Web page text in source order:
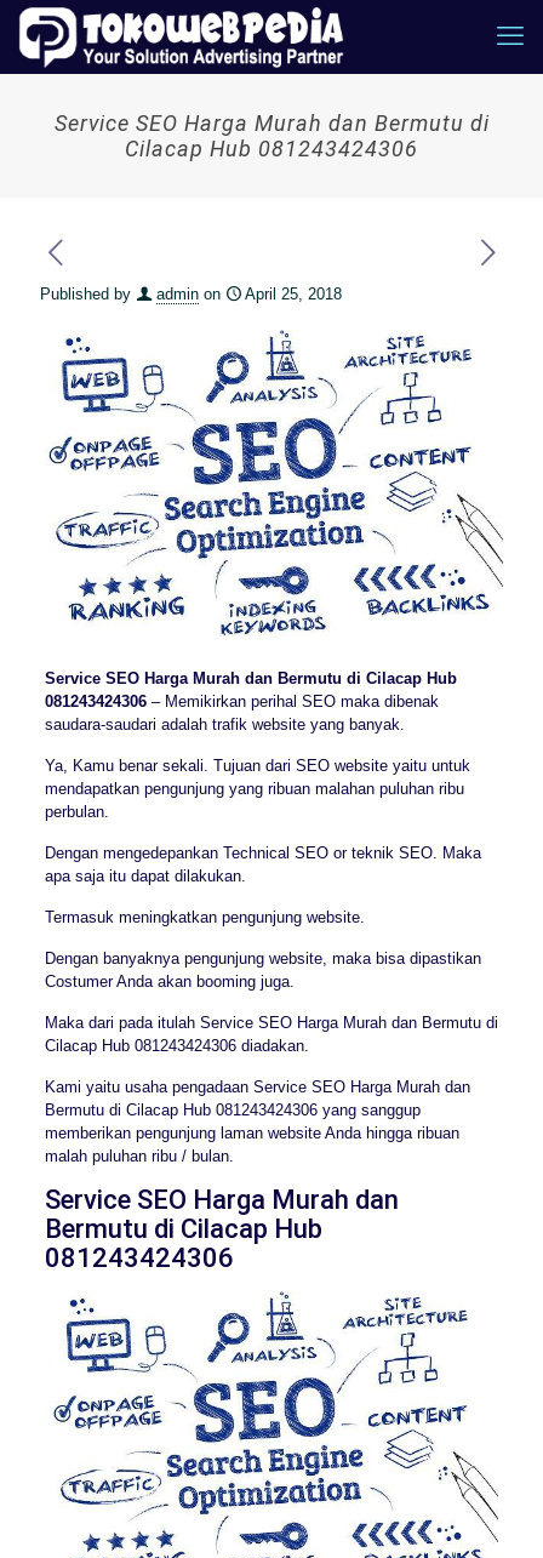
Service SEO Harga Murah dan Bermutu di
Cilacap Hub 081243424306
Published by admin on April 25, 2018
Service SEO Harga Murah dan Bermutu di Cilacap Hub
081243424306– Memikirkan perihal SEO maka dibenak
saudara-saudari adalah trafik website yang banyak.
Ya, Kamu benar sekali. Tujuan dari SEO website yaitu untuk
mendapatkan pengunjung yang ribuan malahan puluhan ribu
perbulan.
Dengan mengedepankan Technical SEO or teknik SEO. Maka
apa saja itu dapat dilakukan.
Termasuk meningkatkan pengunjung website.
Dengan banyaknya pengunjung website, maka bisa dipastikan
Costumer Anda akan booming juga.
Maka dari pada itulah Service SEO Harga Murah dan Bermutu di
Cilacap Hub 081243424306 diadakan.
Kami yaitu usaha pengadaan Service SEO Harga Murah dan
Bermutu di Cilacap Hub 081243424306 yang sanggup
memberikan pengunjung laman website Anda hingga ribuan
malah puluhan ribu / bulan.
Service SEO Harga Murah dan
Bermutu di Cilacap Hub
081243424306